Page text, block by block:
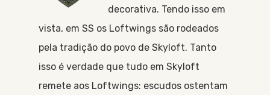
decorativa. Tendo isso em
vista, em SS os Loftwings são rodeados
pela tradição do povo de Skyloft. Tanto
isso é verdade que tudo em Skyloft
remete aos Loftwings: escudos ostentam